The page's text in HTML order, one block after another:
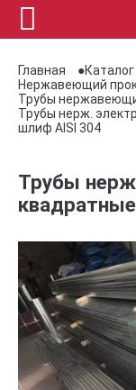
Главная Каталог
Нержавеющий
Трубы
Трубы нерж.
шлиф AISI 304
Трубы